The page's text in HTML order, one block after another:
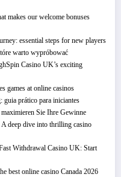
makes our welcome bonuses
essential steps for new players
warto wypróbować
Casino UK’s exciting
games at online casinos
prático para iniciantes
Sie Ihre Gewinne
deep dive into thrilling casino
Withdrawal Casino UK: Start
best online casino Canada 2026